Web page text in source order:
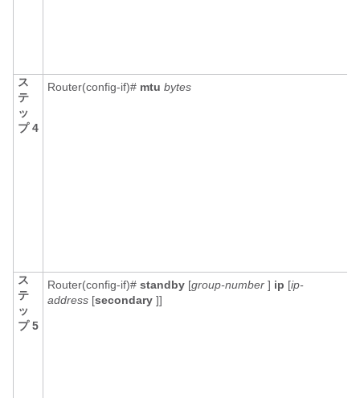
ス
テ
ッ
プ 4
Router(config-if)# mtu bytes
ス
テ
ッ
プ 5
Router(config-if)# standby [group-number ] ip [ip-
address [secondary ]]